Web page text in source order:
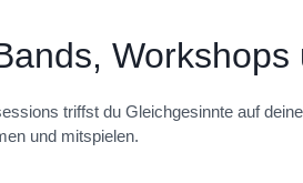
triffst du Gleichgesinnte auf
und mitspielen.